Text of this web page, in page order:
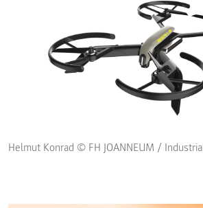
Helmut Konrad © FH JOANNEUM /